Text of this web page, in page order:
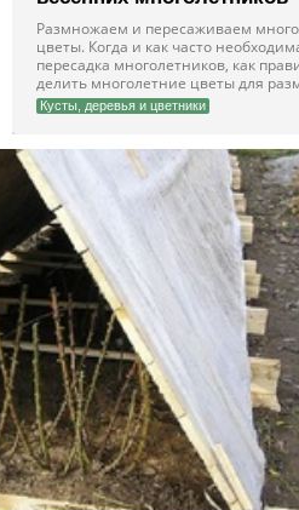
Размножаем и пересаживаем
цветы. Когда и как часто
пересадка многолетников, как
делить многолетние цветы для
Кусты, деревья и цветники